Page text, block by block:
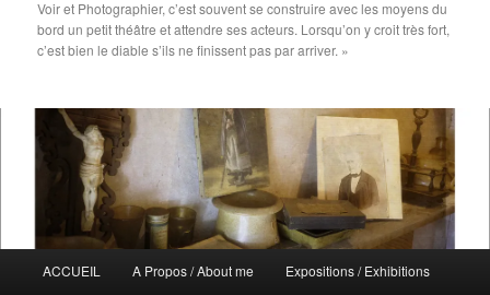
Voir et Photographier, c’est souvent se construire avec les moyens du
bord un petit théâtre et attendre ses acteurs. Lorsqu’on y croit très fort,
c’est bien le diable s’ils ne finissent pas par arriver. »
principal
ACCUEIL A Propos / About me Expositions / Exhibitions